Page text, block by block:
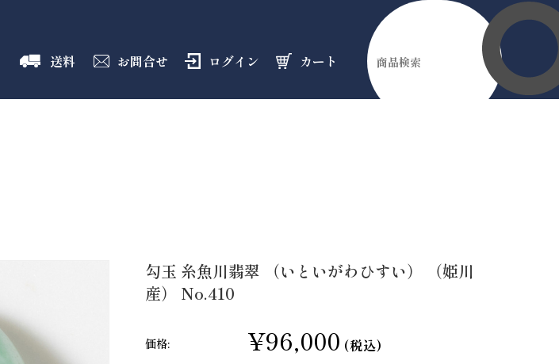
送料 お問合せ ログイン カート
勾玉 糸魚川翡翠 （いといがわひすい） （姫川
産） No.410
価格: ¥96,000 (税込)